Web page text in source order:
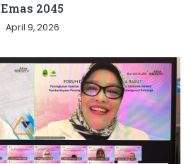
Emas 2045
April 9, 2026